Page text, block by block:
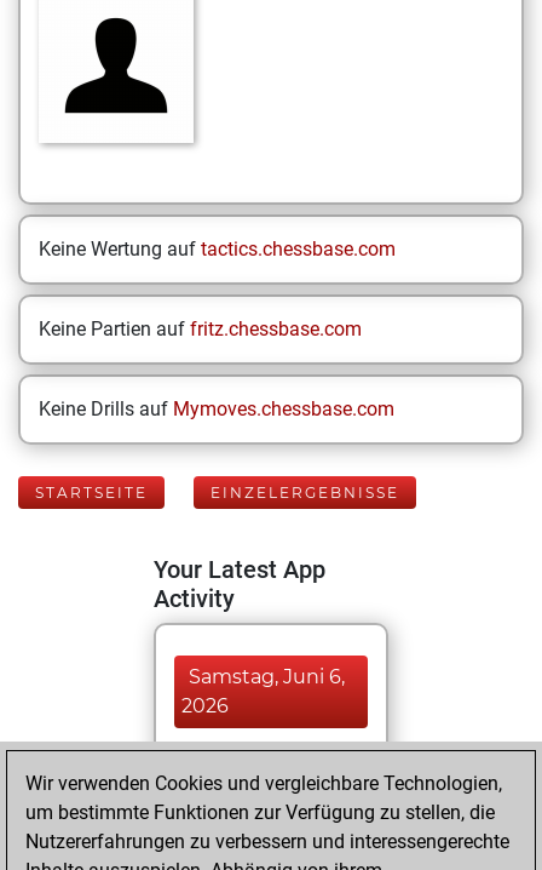
Keine Wertung auf tactics.chessbase.com
Keine Partien auf fritz.chessbase.com
Keine Drills auf Mymoves.chessbase.com
STARTSEITE EINZELERGEBNISSE
Your Latest App
Activity
Samstag, Juni 6,
2026
You played 20
blitz games
Play
You scored +8
=1 -11 in blitz
Wir verwenden Cookies und vergleichbare Technologien,
um bestimmte Funktionen zur Verfügung zu stellen, die
Nutzererfahrungen zu verbessern und interessengerechte